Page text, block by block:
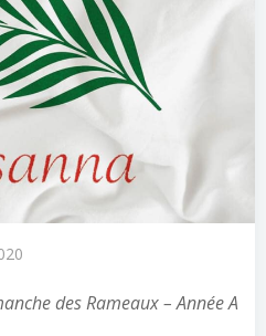
des Rameaux – Année A